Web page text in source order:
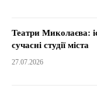
Театри Миколаєва:
сучасні студії міста
27.07.2026